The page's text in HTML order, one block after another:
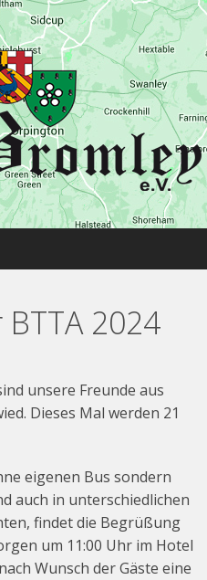
MENU
2024
unsere Freunde aus
Dieses Mal werden 21
eigenen Bus sondern
auch in unterschiedlichen
findet die Begrüßung
um 11:00 Uhr im Hotel
Wunsch der Gäste eine